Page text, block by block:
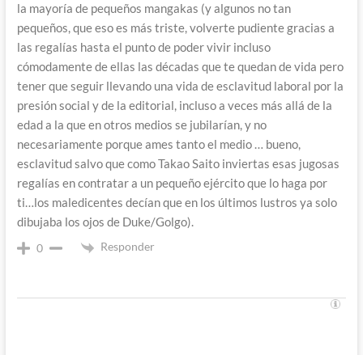
la mayoría de pequeños mangakas (y algunos no tan
pequeños, que eso es más triste, volverte pudiente gracias a
las regalías hasta el punto de poder vivir incluso
cómodamente de ellas las décadas que te quedan de vida pero
tener que seguir llevando una vida de esclavitud laboral por la
presión social y de la editorial, incluso a veces más allá de la
edad a la que en otros medios se jubilarían, y no
necesariamente porque ames tanto el medio … bueno,
esclavitud salvo que como Takao Saito inviertas esas jugosas
regalías en contratar a un pequeño ejército que lo haga por
ti…los maledicentes decían que en los últimos lustros ya solo
dibujaba los ojos de Duke/Golgo).
0 Responder